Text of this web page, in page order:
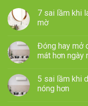
7 sai lầm khi
mờ
Đóng hay mở
mát hơn ngày
5 sai lầm khi
nóng hơn